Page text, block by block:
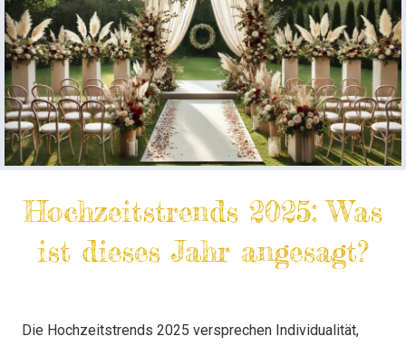
Hochzeitstrends 2025: Was
ist dieses Jahr angesagt?
Die Hochzeitstrends 2025 versprechen Individualität,